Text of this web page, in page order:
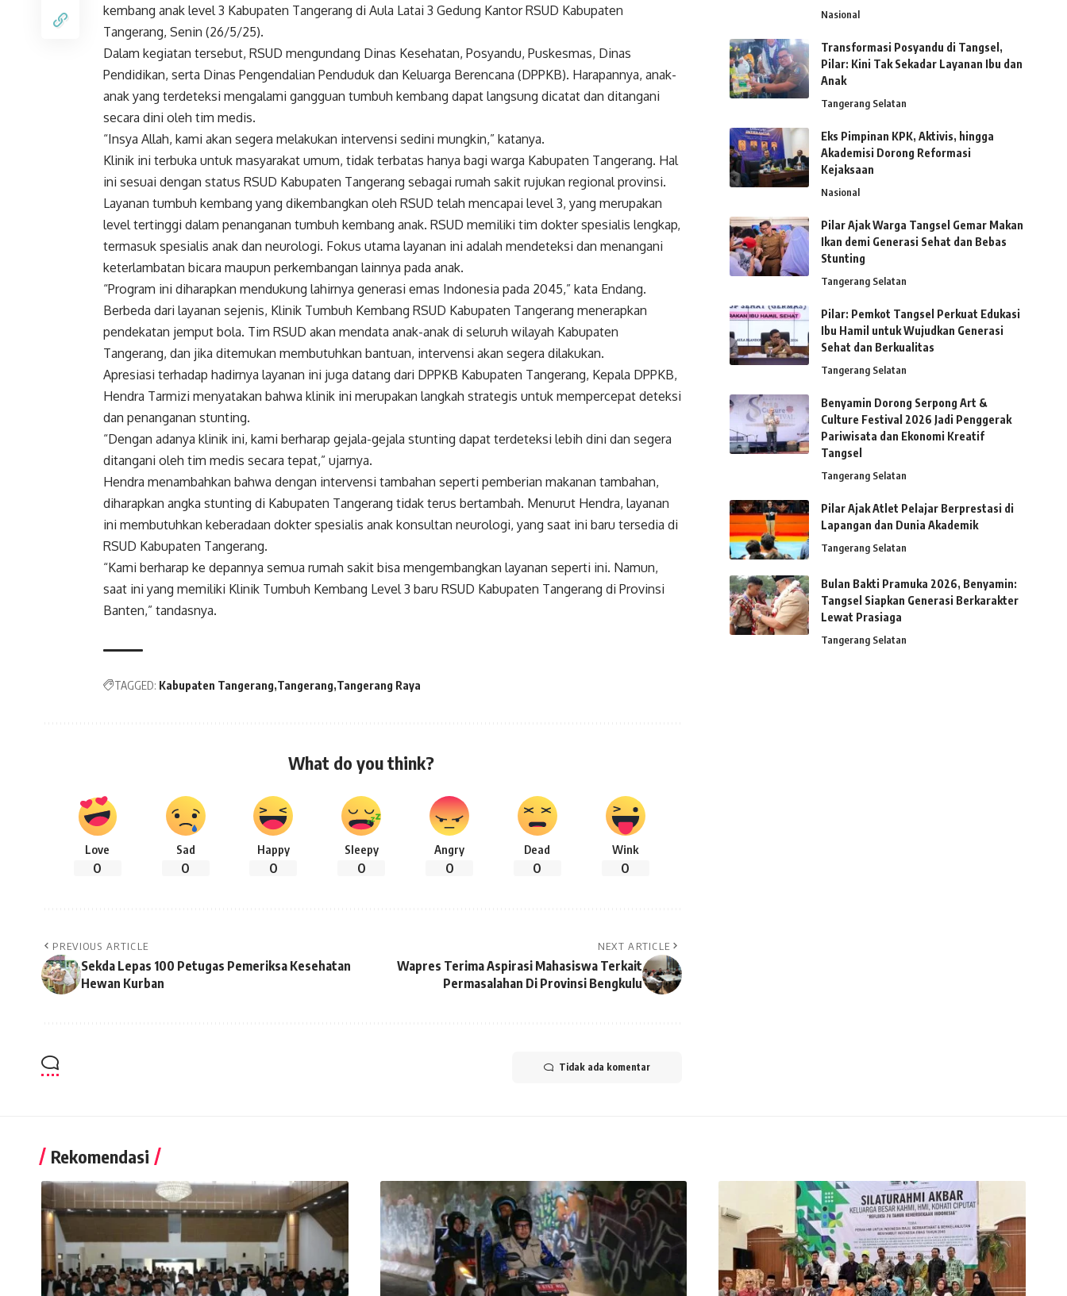
kembang anak level 3 Kabupaten Tangerang di Aula Latai 3 Gedung Kantor RSUD Kabupaten
Tangerang, Senin (26/5/25).
Dalam kegiatan tersebut, RSUD mengundang Dinas Kesehatan, Posyandu, Puskesmas, Dinas
Pendidikan, serta Dinas Pengendalian Penduduk dan Keluarga Berencana (DPPKB). Harapannya, anak-
anak yang terdeteksi mengalami gangguan tumbuh kembang dapat langsung dicatat dan ditangani
secara dini oleh tim medis.
“Insya Allah, kami akan segera melakukan intervensi sedini mungkin,” katanya.
Klinik ini terbuka untuk masyarakat umum, tidak terbatas hanya bagi warga Kabupaten Tangerang. Hal
ini sesuai dengan status RSUD Kabupaten Tangerang sebagai rumah sakit rujukan regional provinsi.
Layanan tumbuh kembang yang dikembangkan oleh RSUD telah mencapai level 3, yang merupakan
level tertinggi dalam penanganan tumbuh kembang anak. RSUD memiliki tim dokter spesialis lengkap,
termasuk spesialis anak dan neurologi. Fokus utama layanan ini adalah mendeteksi dan menangani
keterlambatan bicara maupun perkembangan lainnya pada anak.
“Program ini diharapkan mendukung lahirnya generasi emas Indonesia pada 2045,” kata Endang.
Berbeda dari layanan sejenis, Klinik Tumbuh Kembang RSUD Kabupaten Tangerang menerapkan
pendekatan jemput bola. Tim RSUD akan mendata anak-anak di seluruh wilayah Kabupaten
Tangerang, dan jika ditemukan membutuhkan bantuan, intervensi akan segera dilakukan.
Apresiasi terhadap hadirnya layanan ini juga datang dari DPPKB Kabupaten Tangerang, Kepala DPPKB,
Hendra Tarmizi menyatakan bahwa klinik ini merupakan langkah strategis untuk mempercepat deteksi
dan penanganan stunting.
“Dengan adanya klinik ini, kami berharap gejala-gejala stunting dapat terdeteksi lebih dini dan segera
ditangani oleh tim medis secara tepat,” ujarnya.
Hendra menambahkan bahwa dengan intervensi tambahan seperti pemberian makanan tambahan,
diharapkan angka stunting di Kabupaten Tangerang tidak terus bertambah. Menurut Hendra, layanan
ini membutuhkan keberadaan dokter spesialis anak konsultan neurologi, yang saat ini baru tersedia di
RSUD Kabupaten Tangerang.
“Kami berharap ke depannya semua rumah sakit bisa mengembangkan layanan seperti ini. Namun,
saat ini yang memiliki Klinik Tumbuh Kembang Level 3 baru RSUD Kabupaten Tangerang di Provinsi
Banten,” tandasnya.
TAGGED: Kabupaten Tangerang Tangerang Tangerang Raya
What do you think?
Love
0
Sad
0
Happy
0
Sleepy
0
Angry
0
Dead
0
Wink
0
PREVIOUS ARTICLE
Sekda Lepas 100 Petugas Pemeriksa Kesehatan
Hewan Kurban
NEXT ARTICLE
Wapres Terima Aspirasi Mahasiswa Terkait
Permasalahan Di Provinsi Bengkulu
Tidak ada komentar
Nasional
Transformasi Posyandu di Tangsel,
Pilar: Kini Tak Sekadar Layanan Ibu dan
Anak
Tangerang Selatan
Eks Pimpinan KPK, Aktivis, hingga
Akademisi Dorong Reformasi
Kejaksaan
Nasional
Pilar Ajak Warga Tangsel Gemar Makan
Ikan demi Generasi Sehat dan Bebas
Stunting
Tangerang Selatan
Pilar: Pemkot Tangsel Perkuat Edukasi
Ibu Hamil untuk Wujudkan Generasi
Sehat dan Berkualitas
Tangerang Selatan
Benyamin Dorong Serpong Art &
Culture Festival 2026 Jadi Penggerak
Pariwisata dan Ekonomi Kreatif
Tangsel
Tangerang Selatan
Pilar Ajak Atlet Pelajar Berprestasi di
Lapangan dan Dunia Akademik
Tangerang Selatan
Bulan Bakti Pramuka 2026, Benyamin:
Tangsel Siapkan Generasi Berkarakter
Lewat Prasiaga
Tangerang Selatan
Rekomendasi